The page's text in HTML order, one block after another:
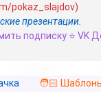
pokaz_slajdov)
презентации.
подписку ⭐ VK
🧑🏻